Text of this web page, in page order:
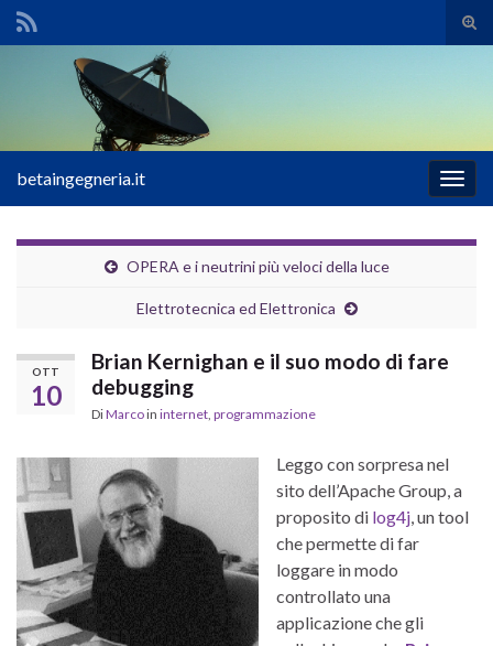
il
Search for:
la
betaingegneria.it
OPERA e i neutrini più veloci della luce
Elettrotecnica ed Elettronica
OTT
10
Brian Kernighan e il suo modo di fare
debugging
DiMarcoin internet programmazione
Leggo con sorpresa nel
sito dell’Apache Group, a
proposito di log4j , un tool
che permette di far
loggare in modo
controllato una
applicazione che gli